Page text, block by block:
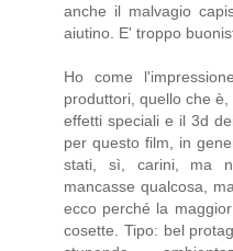
anche il malvagio
aiutino. E' troppo
Ho come
produttori, quello che
effetti speciali e il 3d
per questo film, in
stati, sì, carini, ma
mancasse qualcosa,
ecco perché la
cosette. Tipo: bel